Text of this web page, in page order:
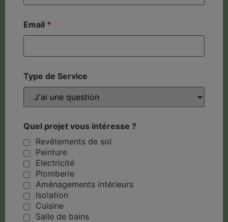
Email *
Type de Service
Quel projet vous intéresse ?
Revêtements de sol
Peinture
Electricité
Plomberie
Aménagements intérieurs
Isolation
Cuisine
Salle de bains